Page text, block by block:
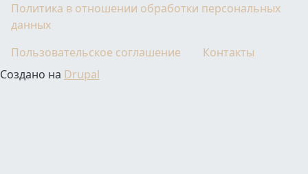
Политика в отношении обработки персональных
данных
Пользовательское соглашение
Контакты
Создано на Drupal